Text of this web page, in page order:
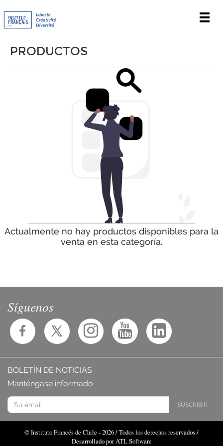
PRODUCTOS
Actualmente no hay productos disponibles para la
venta en esta categoría.
Síguenos
BOLETÍN DE NOTICIAS
Manténgase informado
SUSCRIBIR
© Instituto Francés de Chile - 2026 / Todos los derechos reservados /
Desarrollado por ATL Software